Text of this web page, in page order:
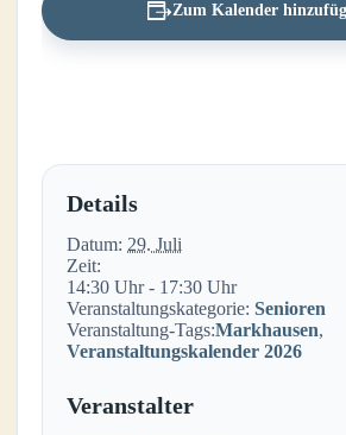
Zum Kalender
Details
Datum: 29. Juli
Zeit:
14:30 Uhr - 17:30 Uhr
Veranstaltungskategorie: Senioren
Veranstaltung-Tags:Markhausen,
Veranstaltungskalender 2026
Veranstalter